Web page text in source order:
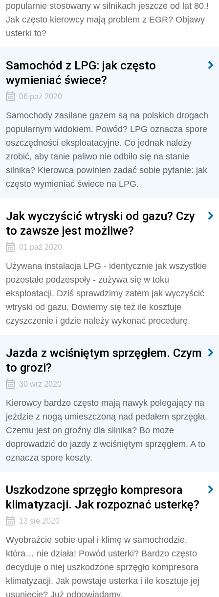
popularnie stosowany w silnikach jeszcze od lat 80.!
Jak często kierowcy mają problem z EGR? Objawy
usterki to?
Samochód z LPG: jak często
wymieniać świece?
06 paź 2020
Samochody zasilane gazem są na polskich drogach
popularnym widokiem. Powód? LPG oznacza spore
oszczędności eksploatacyjne. Co jednak należy
zrobić, aby tanie paliwo nie odbiło się na stanie
silnika? Kierowca powinien zadać sobie pytanie: jak
często wymieniać świece na LPG.
Jak wyczyścić wtryski od gazu? Czy
to zawsze jest możliwe?
01 paź 2020
Używana instalacja LPG - identycznie jak wszystkie
pozostałe podzespoły - zużywa się w toku
eksploatacji. Dziś sprawdzimy zatem jak wyczyścić
wtryski od gazu. Dowiemy się też ile kosztuje
czyszczenie i gdzie należy wykonać procedurę.
Jazda z wciśniętym sprzęgłem. Czym
to grozi?
30 wrz 2020
Kierowcy bardzo często mają nawyk polegający na
jeździe z nogą umieszczoną nad pedałem sprzęgła.
Czemu jest on groźny dla silnika? Bo może
doprowadzić do jazdy z wciśniętym sprzęgłem. A to
oznacza spore koszty.
Uszkodzone sprzęgło kompresora
klimatyzacji. Jak rozpoznać usterkę?
13 sie 2020
Wyobraźcie sobie upał i klimę w samochodzie,
która… nie działa! Powód usterki? Bardzo często
decyduje o niej uszkodzone sprzęgło kompresora
klimatyzacji. Jak powstaje usterka i ile kosztuje jej
usunięcie? Już odpowiadamy.